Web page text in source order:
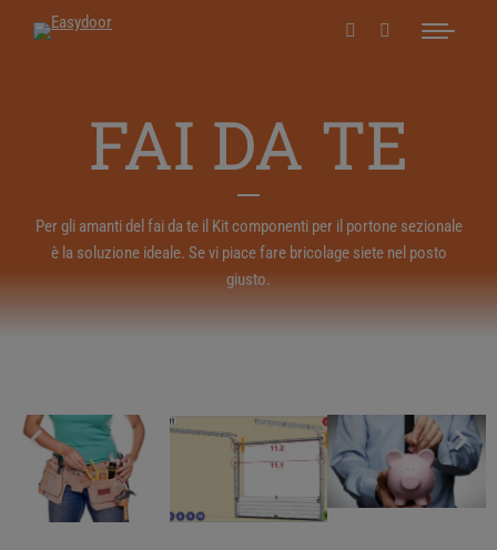
FAI DA TE
Per gli amanti del fai da te il Kit componenti per il portone sezionale
è la soluzione ideale. Se vi piace fare bricolage siete nel posto
giusto.